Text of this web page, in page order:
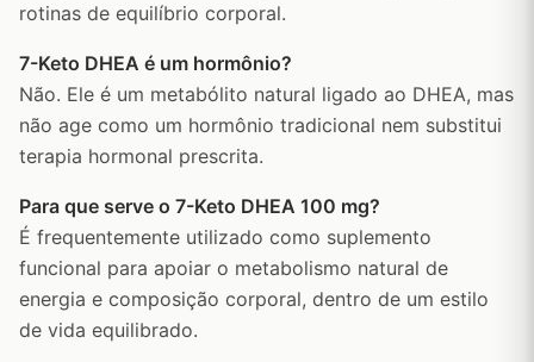
rotinas de equilíbrio corporal.
7-Keto DHEA é um hormônio?
Não. Ele é um metabólito natural ligado ao DHEA, mas
não age como um hormônio tradicional nem substitui
terapia hormonal prescrita.
Para que serve o 7-Keto DHEA 100 mg?
É frequentemente utilizado como suplemento
funcional para apoiar o metabolismo natural de
energia e composição corporal, dentro de um estilo
de vida equilibrado.